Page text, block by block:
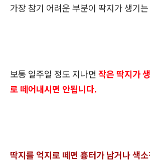
가장 참기 어려운 부분이 딱지가 생기
보통 일주일 정도 지나면 작은 딱지가
로 떼어내시면 안됩니다.
딱지를 억지로 떼면 흉터가 남거나 색